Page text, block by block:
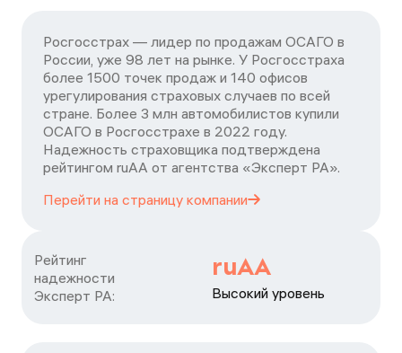
Росгосстрах — лидер по продажам ОСАГО в
России, уже 98 лет на рынке. У Росгосстраха
более 1500 точек продаж и 140 офисов
урегулирования страховых случаев по всей
стране. Более 3 млн автомобилистов купили
ОСАГО в Росгосстрахе в 2022 году.
Надежность страховщика подтверждена
рейтингом ruАА от агентства «Эксперт РА».
Перейти на страницу компании
Рейтинг
надежности
Эксперт РА:
ruAA
Высокий уровень